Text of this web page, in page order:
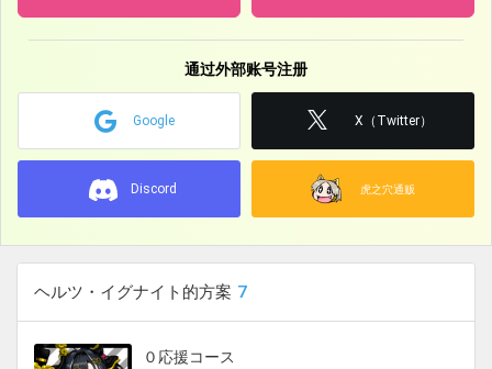
通过外部账号注册
Google X（Twitter）
Discord 虎之穴通贩
ヘルツ・イグナイト的方案 7
０応援コース